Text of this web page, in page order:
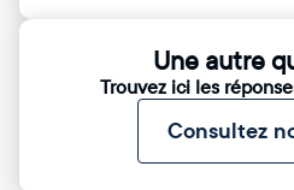
Une autre
Trouvez ici les
Consultez